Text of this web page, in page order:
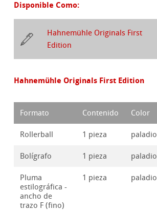
Disponible Como:
Hahnemühle Originals First
Edition
Hahnemühle Originals First Edition
Formato Contenido Color
Rollerball 1 pieza paladio
Bolígrafo 1 pieza paladio
Pluma
estilográfica -
ancho de
trazo F (fino)
1 pieza paladio